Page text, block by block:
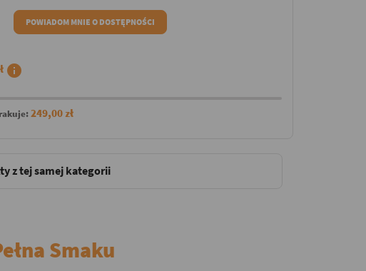
POWIADOM MNIE O DOSTĘPNOŚCI
info
249,00 zł
z tej samej kategorii
Smaku